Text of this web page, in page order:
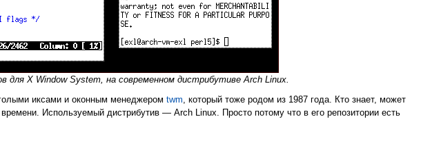
для X Window System, на современном дистрибутиве Arch Linux.
иксами и оконным менеджером twm, который тоже родом из 1987 года. Кто знает, может
времени. Используемый дистрибутив — Arch Linux. Просто потому что в его репозитории есть